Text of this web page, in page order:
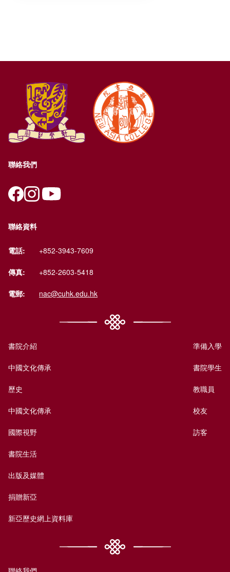
聯絡我們
聯絡資料
電話: +852-3943-7609
傳真: +852-2603-5418
電郵: nac@cuhk.edu.hk
書院介紹
中國文化傳承
歷史
中國文化傳承
國際視野
書院生活
出版及媒體
捐贈新亞
新亞歷史網上資料庫
準備入學
書院學生
教職員
校友
訪客